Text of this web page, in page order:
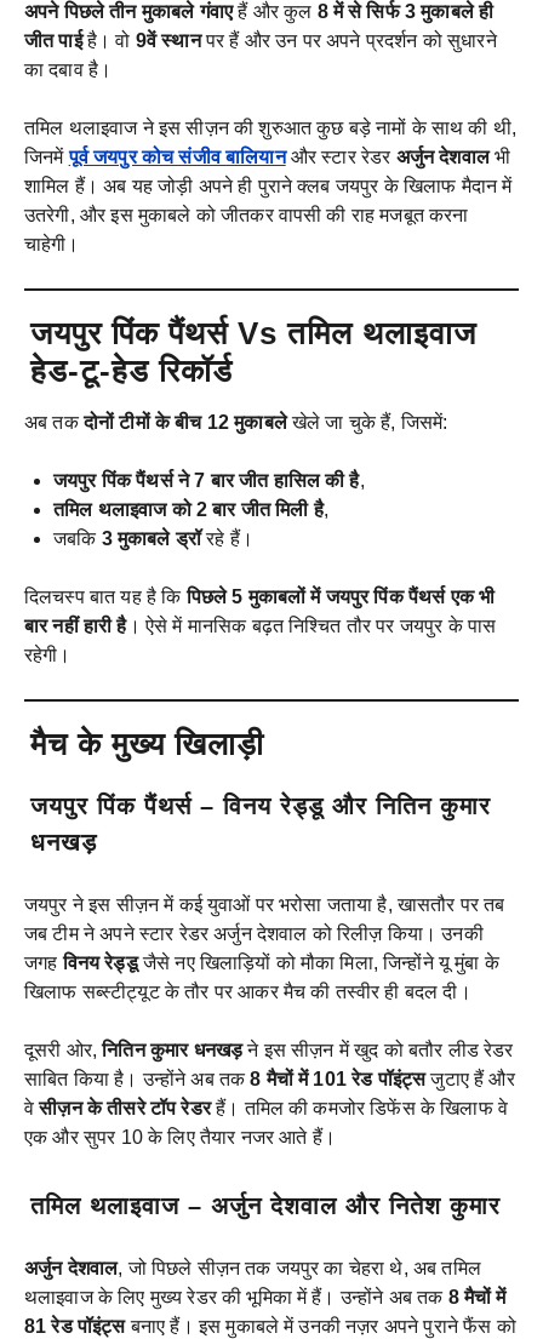
अपने पिछले तीन मुकाबले गंवाएहैं और कुल 8 में से सिर्फ 3 मुकाबले ही
जीत पाईहै। वो 9वें स्थानपर हैं और उन पर अपने प्रदर्शन को सुधारने
का दबाव है।
तमिल थलाइवाज ने इस सीज़न की शुरुआत कुछ बड़े नामों के साथ की थी,
जिनमेंपूर्व जयपुर कोच संजीवबालियानऔर स्टार रेडर अर्जुन देशवालभी
शामिल हैं। अब यह जोड़ी अपने ही पुराने क्लब जयपुर के खिलाफ मैदान में
उतरेगी, और इस मुकाबले को जीतकर वापसी की राह मजबूत करना
चाहेगी।
जयपुर पिंक पैंथर्स Vs तमिल थलाइवाज
हेड-टू-हेड रिकॉर्ड
अब तकदोनों टीमों के बीच 12 मुकाबलेखेले जा चुके हैं, जिसमें:
जयपुर पिंक पैंथर्स ने 7 बार जीत हासिल की है,
तमिल थलाइवाज को 2 बार जीत मिली है,
जबकि 3 मुकाबले ड्रॉरहे हैं।
दिलचस्प बात यह है किपिछले 5 मुकाबलों में जयपुर पिंक पैंथर्स एक भी
बार नहीं हारी है। ऐसे में मानसिक बढ़त निश्चित तौर पर जयपुर के पास
रहेगी।
मैच के मुख्य खिलाड़ी
जयपुर पिंक पैंथर्स – विनय रेड्डू और नितिन कुमार
धनखड़
जयपुर ने इस सीज़न में कई युवाओं पर भरोसा जताया है, खासतौर पर तब
जब टीम ने अपने स्टार रेडर अर्जुन देशवाल को रिलीज़ किया। उनकी
जगहविनय रेड्डूजैसे नए खिलाड़ियों को मौका मिला, जिन्होंने यू मुंबा के
खिलाफ सब्स्टीट्यूट के तौर पर आकर मैच की तस्वीर ही बदल दी।
दूसरी ओर,नितिन कुमार धनखड़ने इस सीज़न में खुद को बतौर लीड रेडर
साबित किया है। उन्होंने अब तक8 मैचों में 101 रेड पॉइंट्सजुटाए हैं और
वेसीज़न के तीसरे टॉप रेडरहैं। तमिल की कमजोर डिफेंस के खिलाफ वे
एक और सुपर 10 के लिए तैयार नजर आते हैं।
तमिल थलाइवाज – अर्जुन देशवाल और नितेश कुमार
अर्जुन देशवाल, जो पिछले सीज़न तक जयपुर का चेहरा थे, अब तमिल
थलाइवाज के लिए मुख्य रेडर की भूमिका में हैं। उन्होंने अब तक 8 मैचों में
81 रेड पॉइंट्सबनाए हैं। इस मुकाबले में उनकी नज़र अपने पुराने फैंस को